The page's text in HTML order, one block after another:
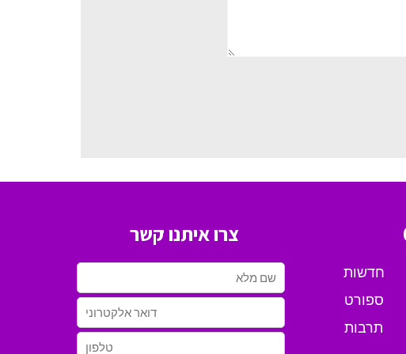
חדשות
ספורט
תרבות
צרו איתנו קשר